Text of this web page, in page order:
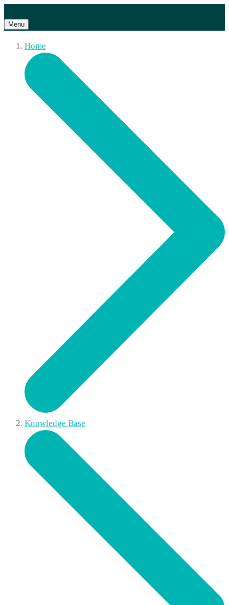
Menu
Home
Knowledge Base